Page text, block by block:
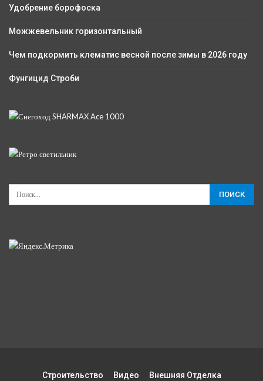
Удобрение борофоска
Можжевельник горизонтальный
Чем подкормить клематис весной после зимы в 2026 году
Фунгицид Строби
Строительство Видео Внешняя Отделка